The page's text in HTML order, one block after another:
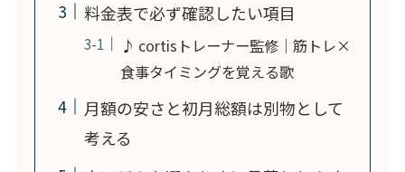
料金表で必ず確認したい項目
♪ cortisトレーナー監修｜筋トレ×
食事タイミングを覚える歌
月額の安さと初月総額は別物として
考える